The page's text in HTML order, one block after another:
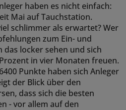
haben es nicht einfach:
Mai auf Tauchstation.
schlimmer als erwartet? Wer
zum Ein- und
das locker sehen und sich
in vier Monaten freuen.
Punkte haben sich Anleger
der Blick über den
dass sich die besten
- vor allem auf den